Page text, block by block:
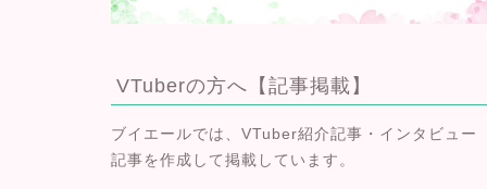
VTuberの方へ【記事掲載】
ブイエールでは、VTuber紹介記事・インタビュー
記事を作成して掲載しています。